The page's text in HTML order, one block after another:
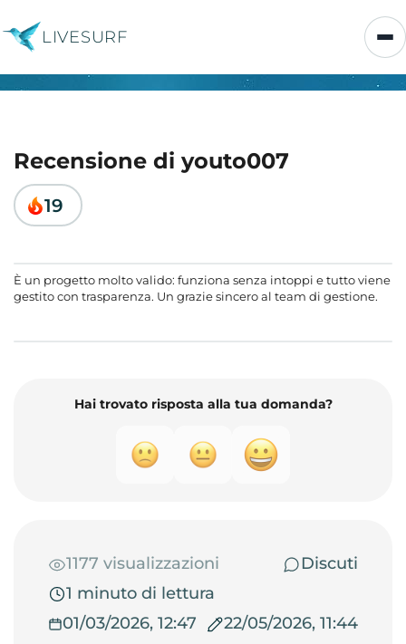
LIVESURF
Recensione di youto007
19
È un progetto molto valido: funziona senza intoppi e tutto viene
gestito con trasparenza. Un grazie sincero al team di gestione.
Hai trovato risposta alla tua domanda?
1177 visualizzazioni
Discuti
1 minuto di lettura
01/03/2026, 12:47
22/05/2026, 11:44